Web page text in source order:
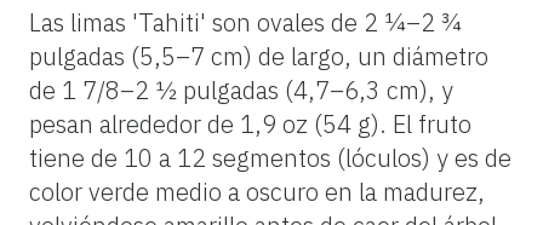
Las limas 'Tahiti' son ovales de 2 ¼–2 ¾
pulgadas (5,5–7 cm) de largo, un diámetro
de 1 7/8–2 ½ pulgadas (4,7–6,3 cm), y
pesan alrededor de 1,9 oz (54 g). El fruto
tiene de 10 a 12 segmentos (lóculos) y es de
color verde medio a oscuro en la madurez,